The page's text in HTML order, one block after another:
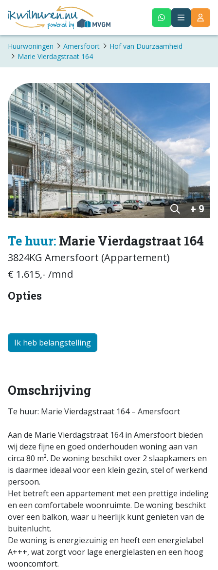
Huurwoningen Amersfoort
Hof van Duurzaamheid
Marie Vierdagstraat 164
+ 9
Te huur: Marie Vierdagstraat 164
3824KG Amersfoort (Appartement)
€ 1.615,- /mnd
Opties
Ik heb belangstelling
Omschrijving
Te huur: Marie Vierdagstraat 164 – Amersfoort
Aan de Marie Vierdagstraat 164 in Amersfoort bieden
wij deze fijne en goed onderhouden woning aan van
circa 80 m². De woning beschikt over 2 slaapkamers en
is daarmee ideaal voor een klein gezin, stel of werkend
persoon.
Het betreft een appartement met een prettige indeling
en een comfortabele woonruimte. De woning beschikt
over een balkon, waar u heerlijk kunt genieten van de
buitenlucht.
De woning is energiezuinig en heeft een energielabel
A+++, wat zorgt voor lage energielasten en een hoog
wooncomfort.